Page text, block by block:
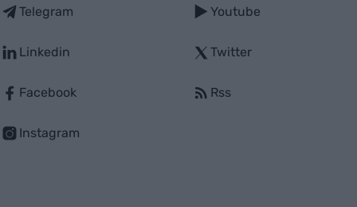
Telegram
Linkedin
Facebook
Instagram
Youtube
Twitter
Rss